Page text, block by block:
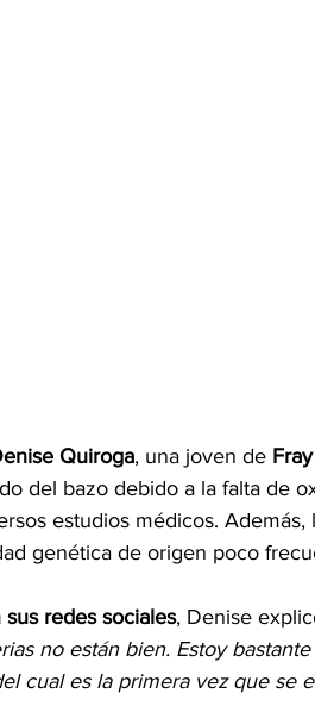
Quiroga, una joven de
del bazo debido a la falta de
estudios médicos. Además,
genética de origen poco
redes sociales, Denise
no están bien. Estoy
cual es la primera vez que se